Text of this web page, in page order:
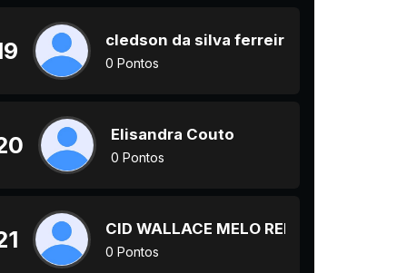
cledson da silva ferreira
0 Pontos
Elisandra Couto
0 Pontos
CID WALLACE MELO REIS
0 Pontos